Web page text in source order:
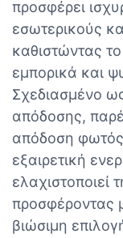
προσφέρει
εσωτερικούς
καθιστώντας
εμπορικά και
Σχεδιασμένο
απόδοσης,
απόδοση
εξαιρετική
ελαχιστοποιεί
προσφέροντας
βιώσιμη